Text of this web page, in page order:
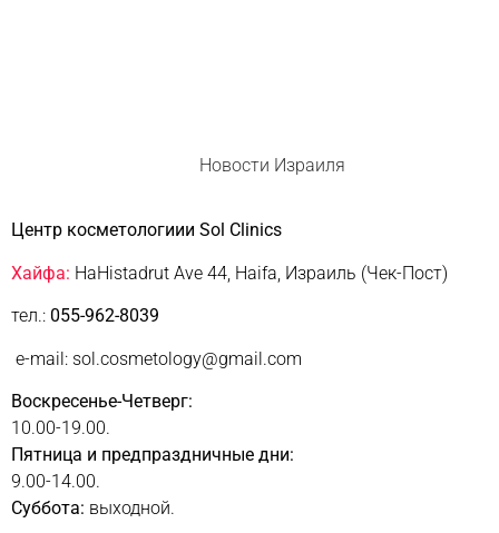
Новости Израиля
Центр косметологиии Sol Clinics
Хайфа: HaHistadrut Ave 44, Haifa, Израиль (Чек-Пост)
тел.: 055-962-8039
e-mail: sol.cosmetology@gmail.com
Воскресенье-Четверг:
10.00-19.00.
Пятница и предпраздничные дни:
9.00-14.00.
Суббота: выходной.